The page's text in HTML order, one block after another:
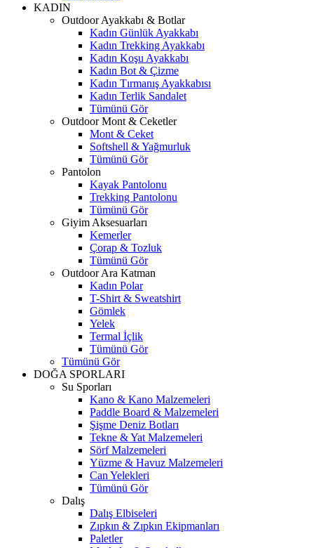
KADIN
Outdoor Ayakkabı & Botlar
Kadın Günlük Ayakkabı
Kadın Trekking Ayakkabı
Kadın Koşu Ayakkabı
Kadın Bot & Çizme
Kadın Tırmanış Ayakkabısı
Kadın Terlik Sandalet
Tümünü Gör
Outdoor Mont & Ceketler
Mont & Ceket
Softshell & Yağmurluk
Tümünü Gör
Pantolon
Kayak Pantolonu
Trekking Pantolonu
Tümünü Gör
Giyim Aksesuarları
Kemerler
Çorap & Tozluk
Tümünü Gör
Outdoor Ara Katman
Kadın Polar
T-Shirt & Sweatshirt
Gömlek
Yelek
Termal İçlik
Tümünü Gör
Tümünü Gör
DOĞA SPORLARI
Su Sporları
Kano & Kano Malzemeleri
Paddle Board & Malzemeleri
Şişme Deniz Botları
Tekne & Yat Malzemeleri
Sörf Malzemeleri
Yüzme & Havuz Malzemeleri
Can Yelekleri
Tümünü Gör
Dalış
Dalış Elbiseleri
Zıpkın & Zıpkın Ekipmanları
Paletler